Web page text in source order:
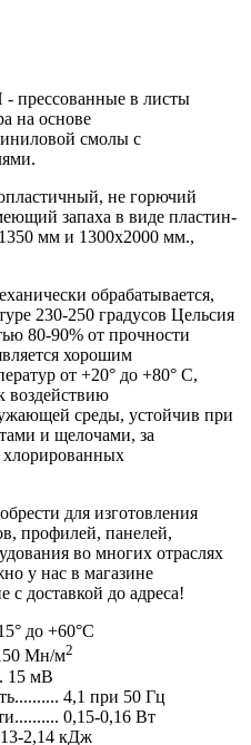
прессованные в листы
на основе
смолы с
не горючий
запаха в виде пластин-
мм и 1300х2000 мм.,
обрабатывается,
230-250 градусов Цельсия
80-90% от прочности
хорошим
от +20° до +80° С,
воздействию
среды, устойчив при
и щелочами, за
для изготовления
профилей, панелей,
во многих отраслях
у нас в магазине
с доставкой до адреса!
до +60°С
Мн/м2
15 мВ
4,1 при 50 Гц
0,15-0,16 Вт
2,14 кДж